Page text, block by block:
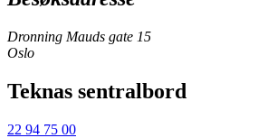
Dronning Mauds gate 15
Oslo
Teknas sentralbord
22 94 75 00